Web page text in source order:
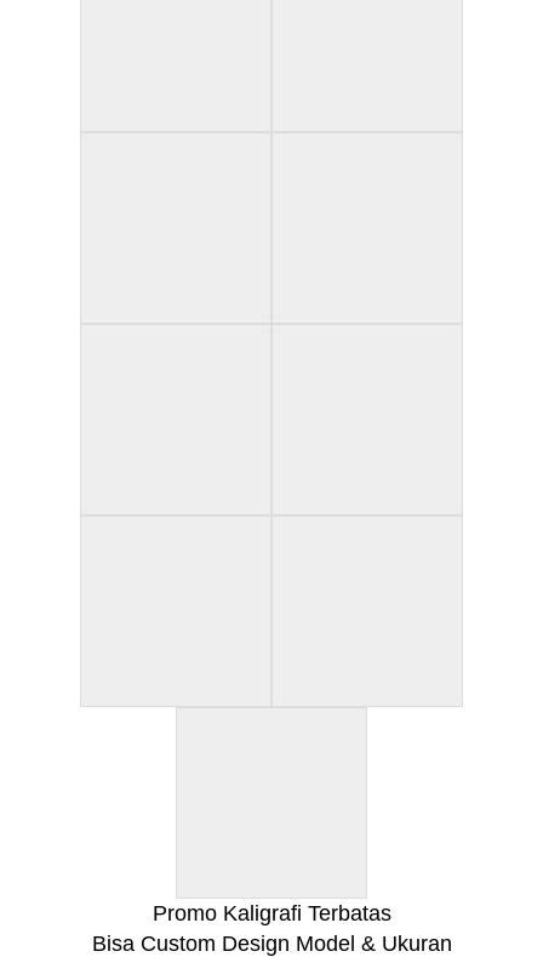
Promo Kaligrafi Terbatas
Bisa Custom Design Model & Ukuran